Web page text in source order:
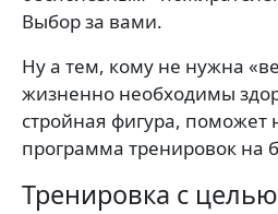
Выбор за вами.
Ну а тем, кому не нужна
жизненно необходимы
стройная фигура, поможет
программа тренировок на
Тренировка с